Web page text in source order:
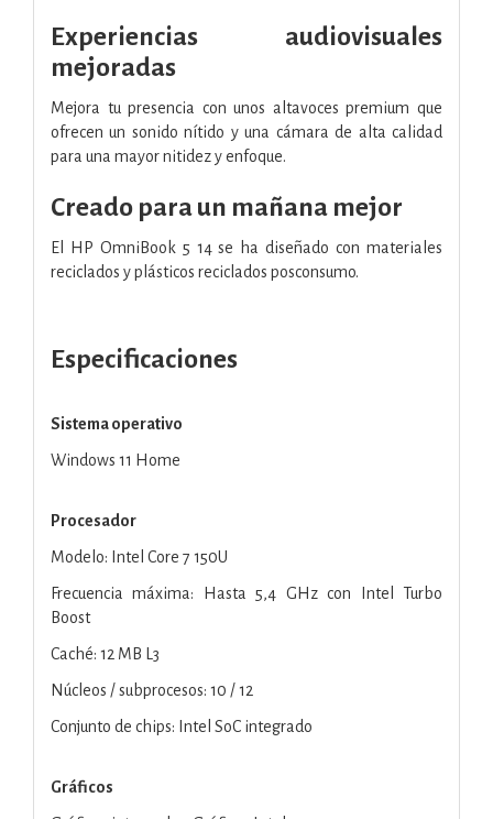
Experiencias audiovisuales
mejoradas
Mejora tu presencia con unos altavoces premium que
ofrecen un sonido nítido y una cámara de alta calidad
para una mayor nitidez y enfoque.
Creado para un mañana mejor
El HP OmniBook 5 14 se ha diseñado con materiales
reciclados y plásticos reciclados posconsumo.
Especificaciones
Sistema operativo
Windows 11 Home
Procesador
Modelo: Intel Core 7 150U
Frecuencia máxima: Hasta 5,4 GHz con Intel Turbo
Boost
Caché: 12 MB L3
Núcleos / subprocesos: 10 / 12
Conjunto de chips: Intel SoC integrado
Gráficos